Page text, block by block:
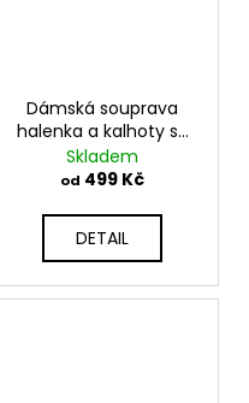
Dámská souprava
halenka a kalhoty se
zlatým lemováním
K5444-1
Skladem
od 499 Kč
DETAIL